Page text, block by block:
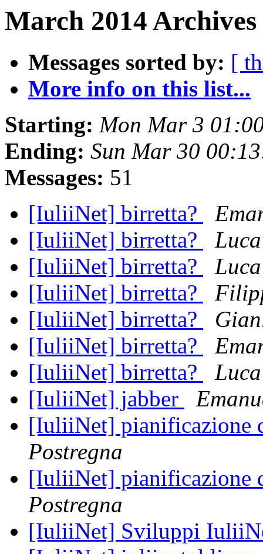
March 2014
Messages sorted by: [
More info on this list...
Starting: Mon Mar 3
Ending: Sun Mar 30
Messages: 51
[IuliiNet] birretta?
[IuliiNet] birretta?
[IuliiNet] birretta?
[IuliiNet] birretta?
[IuliiNet] birretta?
[IuliiNet] birretta?
[IuliiNet] birretta?
[IuliiNet] jabber
[IuliiNet] pianificazione
Postregna
[IuliiNet] pianificazione
Postregna
[IuliiNet] Sviluppi